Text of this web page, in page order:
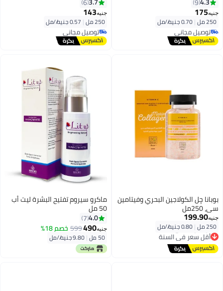
جنيه175
250 مل |
توصيل مجاني
توصيل مجاني
جنيه143
250 مل |
توصيل مجاني
توصيل مجاني
بوبانا چل الكولاجين البحري وفيتامين
سي، 250مل
جنيه199.90
250 مل |
أقل سعر في السنة
توصيل مجاني
أقل سعر في السنة
ماكرو سيروم تفتيح البشرة ليت أب
50 مل
4.0
7
جنيه490
599 خصم 18%
50 مل |9.80 جنيه/⁨/مل⁩